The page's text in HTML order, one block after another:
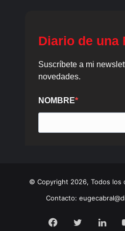
© Copyright 2026, Todos los
Contacto:
Facebook
Twitter